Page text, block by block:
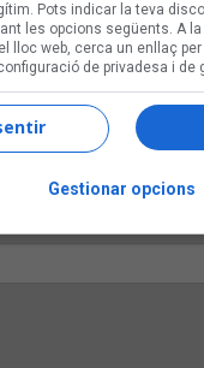
Pots indicar la teva
les opcions següents. A
lloc web, cerca un enllaç
de privadesa i de
Gestionar opcions